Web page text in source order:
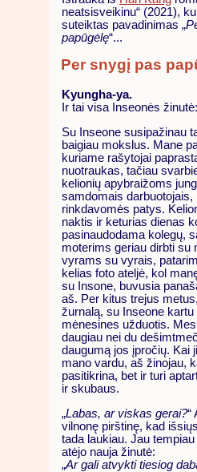
neatsisveikinu“ (2021),
suteiktas pavadinimas „
papūgėlę“...
Per snygį pas
Kyungha-ya.
Ir tai visa Inseonės
Su Inseone susipažinau
baigiau mokslus. Mane
kuriame rašytojai
nuotraukas, tačiau
kelionių apybraižoms
samdomais darbuotojais,
rinkdavomės patys.
naktis ir keturias dienas
pasinaudodama kolegų,
moterims geriau dirbti su
vyrams su vyrais,
kelias foto ateljė, kol
su Insone, buvusia
aš. Per kitus trejus
žurnalą, su Inseone
mėnesines užduotis.
daugiau nei du
daugumą jos įpročių. Kai
mano vardu, aš žinojau,
pasitikrina, bet ir turi
ir skubaus.
„Labas, ar viskas gerai?“
vilnonę pirštinę, kad
tada laukiau. Jau
atėjo nauja žinutė:
„Ar gali atvykti tiesiog